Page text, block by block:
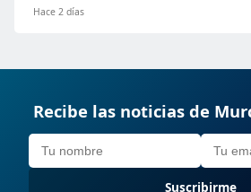
Hace 2 días
Recibe las noticias de
Suscribirme